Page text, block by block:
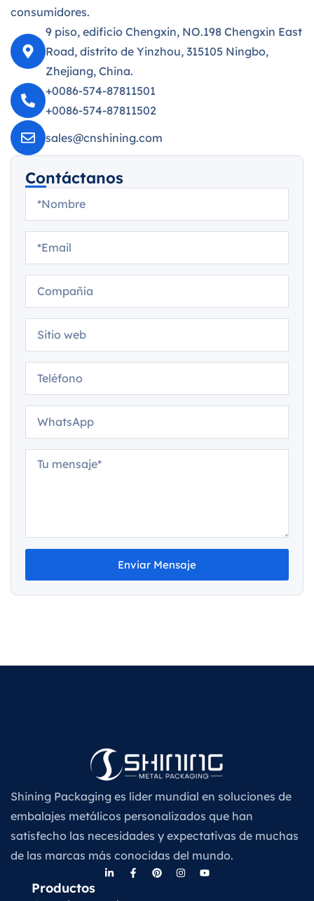
consumidores.
9 piso, edificio Chengxin, NO.198 Chengxin East
Road, distrito de Yinzhou, 315105 Ningbo,
Zhejiang, China.
+0086-574-87811501
+0086-574-87811502
sales@cnshining.com
Contáctanos
Enviar Mensaje
Shining Packaging es líder mundial en soluciones de
embalajes metálicos personalizados que han
satisfecho las necesidades y expectativas de muchas
de las marcas más conocidas del mundo.
Productos